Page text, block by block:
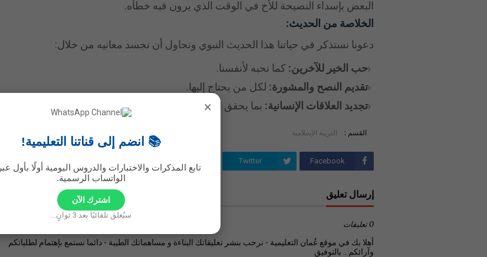
البعض بإسداء النصيحة للأخ في الوقت الذي يرون فيه خطأه.
الخلاصة من الحديث:
دعونا نستذكر في حياتنا هذا الحديث النبوي ونحاول أن نجسد معانيه من خلال:
حب الخير للآخرين: كما نحبه لأنفسنا.
تقديم النصح والمشورة: لكل من يحتاج إليها.
تجديد العلاقات الإنسانية: بما يحقق التكافل والمودة بين الناس.
القسم : التربية الإسلامية
Facebook
Twitter
إرسال تعليق
0 تعليقات
أهلا بك في موقع عُمان التعليمية - نرحب بنشر تعليقاتك البناءة و مساهماتك الطيبة - دائما نستمع بإهتمام لطلباتكم
وآرائكم .. بالتوفيق
×
📚 انضم إلى قناتنا التعليمية!
تابع المذكرات والاختبارات والدروس اليومية أولًا بأول
الواتساب الرسمية.
اشترك الآن
سيُغلق تلقائيًا بعد 2 ثوانٍ...